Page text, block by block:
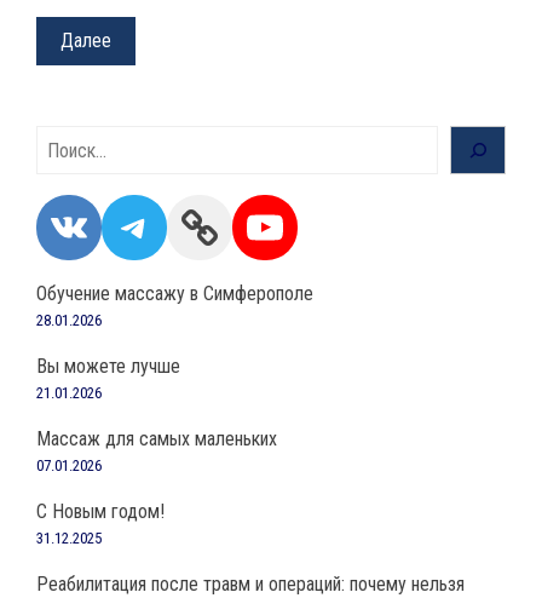
Далее
Поиск
VK Telegram
LinkYouTube
Обучение массажу в Симферополе
28.01.2026
Вы можете лучше
21.01.2026
Массаж для самых маленьких
07.01.2026
С Новым годом!
31.12.2025
Реабилитация после травм и операций: почему нельзя